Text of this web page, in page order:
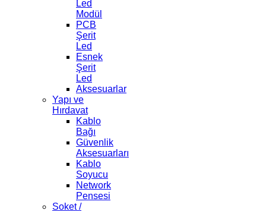
Led
Modül
PCB
Şerit
Led
Esnek
Şerit
Led
Aksesuarlar
Yapı ve
Hırdavat
Kablo
Bağı
Güvenlik
Aksesuarları
Kablo
Soyucu
Network
Pensesi
Soket /